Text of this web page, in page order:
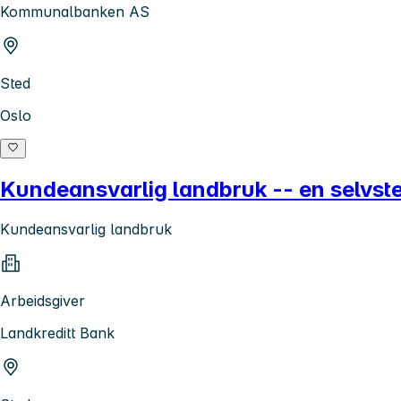
Kommunalbanken AS
Sted
Oslo
Kundeansvarlig landbruk -- en
Kundeansvarlig landbruk
Arbeidsgiver
Landkreditt Bank